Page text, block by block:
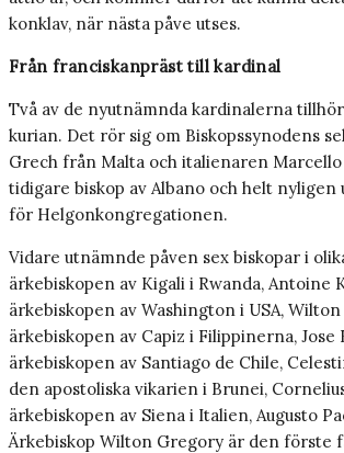
konklav, när nästa påve utses.
Från franciskanpräst till kardinal
Två av de nyutnämnda kardinalerna
kurian. Det rör sig om Biskopssynodens
Grech från Malta och italienaren
tidigare biskop av Albano och helt
för Helgonkongregationen.
Vidare utnämnde påven sex biskopar i
ärkebiskopen av Kigali i Rwanda, Antoine
ärkebiskopen av Washington i USA,
ärkebiskopen av Capiz i Filippinerna, Jose
ärkebiskopen av Santiago de Chile,
den apostoliska vikarien i Brunei,
ärkebiskopen av Siena i Italien, Augusto
Ärkebiskop Wilton Gregory är den förste